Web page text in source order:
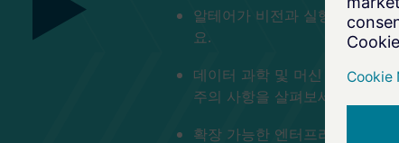
알테어가 비전과 실행 능력의
요.
데이터 과학 및 머신 러닝 플랫
주의 사항을 살펴보세요.
확장 가능한 엔터프라이즈급